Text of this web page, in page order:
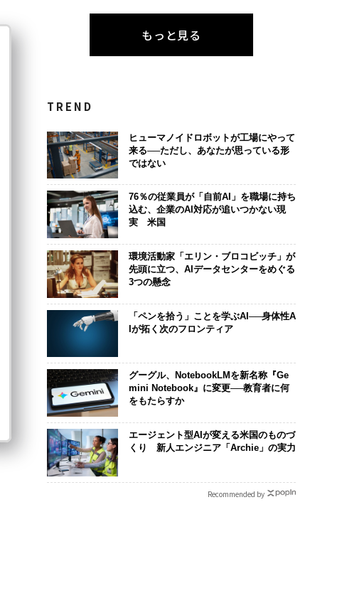
もっと見る
TREND
ヒューマノイドロボットが工場にやって
来る──ただし、あなたが思っている形
ではない
76％の従業員が「自前AI」を職場に持ち
込む、企業のAI対応が追いつかない現
実 米国
環境活動家「エリン・ブロコビッチ」が
先頭に立つ、AIデータセンターをめぐる
3つの懸念
「ペンを拾う」ことを学ぶAI──身体性A
Iが拓く次のフロンティア
グーグル、NotebookLMを新名称『Ge
mini Notebook』に変更──教育者に何
をもたらすか
エージェント型AIが変える米国のものづ
くり 新人エンジニア「Archie」の実力
Recommended by